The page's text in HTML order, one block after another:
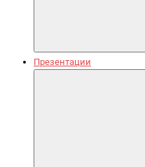
Презентации